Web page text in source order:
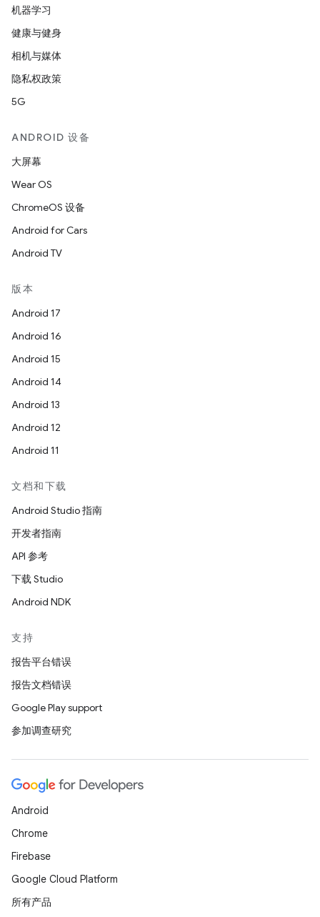
机器学习
健康与健身
相机与媒体
隐私权政策
5G
ANDROID 设备
大屏幕
Wear OS
ChromeOS 设备
Android for Cars
Android TV
版本
Android 17
Android 16
Android 15
Android 14
Android 13
Android 12
Android 11
文档和下载
Android Studio 指南
开发者指南
API 参考
下载 Studio
Android NDK
支持
报告平台错误
报告文档错误
Google Play support
参加调查研究
Android
Chrome
Firebase
Google Cloud Platform
所有产品